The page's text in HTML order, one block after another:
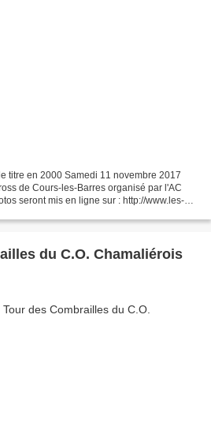
titre en 2000 Samedi 11 novembre 2017
de Cours-les-Barres organisé par l'AC
seront mis en ligne sur : http://www.les-
du C.O. Chamaliérois